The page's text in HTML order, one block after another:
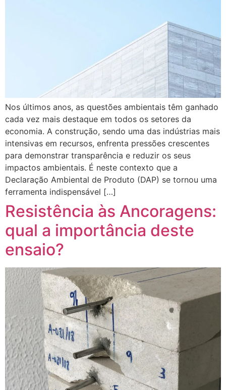
Nos últimos anos, as questões ambientais têm ganhado
cada vez mais destaque em todos os setores da
economia. A construção, sendo uma das indústrias mais
intensivas em recursos, enfrenta pressões crescentes
para demonstrar transparência e reduzir os seus
impactos ambientais. É neste contexto que a
Declaração Ambiental de Produto (DAP) se tornou uma
ferramenta indispensável […]
Resistência às Ancoragens:
qual a importância deste
ensaio?